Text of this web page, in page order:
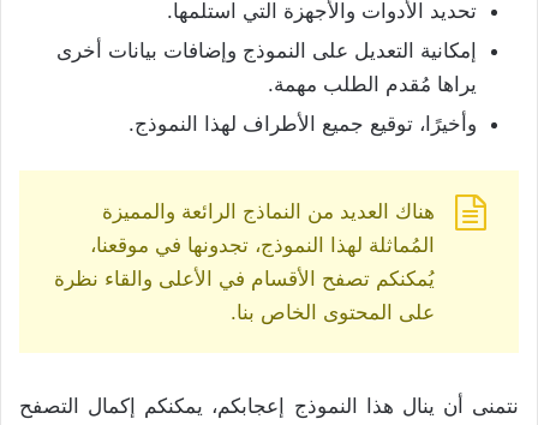
تحديد الأدوات والأجهزة التي استلمها.
إمكانية التعديل على النموذج وإضافات بيانات أخرى
يراها مُقدم الطلب مهمة.
وأخيرًا، توقيع جميع الأطراف لهذا النموذج.
هناك العديد من النماذج الرائعة والمميزة
المُماثلة لهذا النموذج، تجدونها في موقعنا،
يُمكنكم تصفح الأقسام في الأعلى والقاء نظرة
على المحتوى الخاص بنا.
نتمنى أن ينال هذا النموذج إعجابكم، يمكنكم إكمال التصفح